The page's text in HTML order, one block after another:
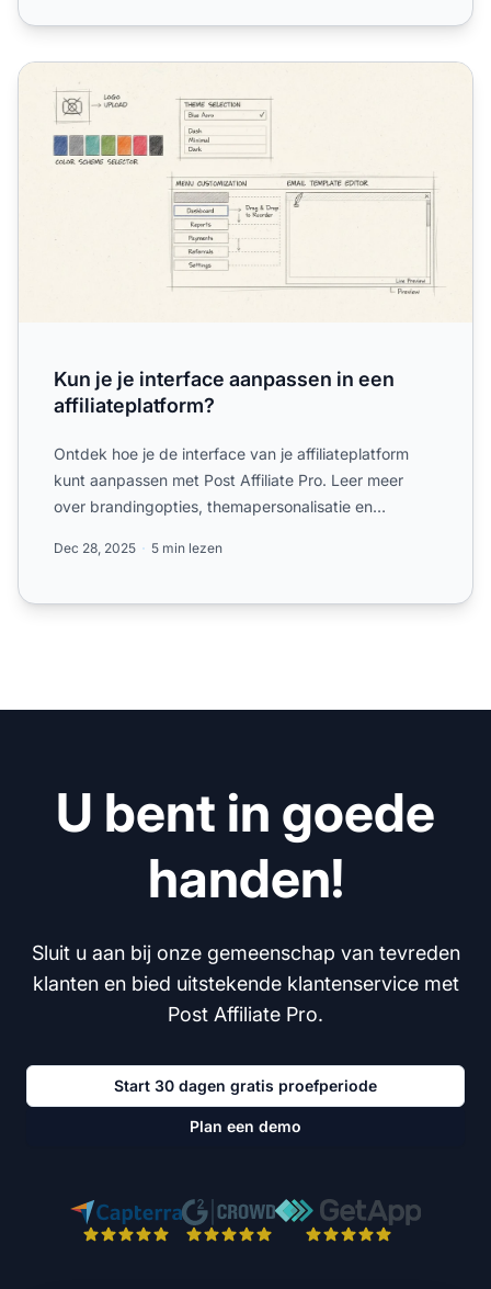
Kun je je interface aanpassen in een affiliateplatform?
Kun je je interface aanpassen in een
affiliateplatform?
Ontdek hoe je de interface van je affiliateplatform
kunt aanpassen met Post Affiliate Pro. Leer meer
over brandingopties, themapersonalisatie en
Dec 28, 2025 5 min lezen
U bent in goede
handen!
Sluit u aan bij onze gemeenschap van tevreden
klanten en bied uitstekende klantenservice met
Post Affiliate Pro.
Start 30 dagen gratis proefperiode
Plan een demo